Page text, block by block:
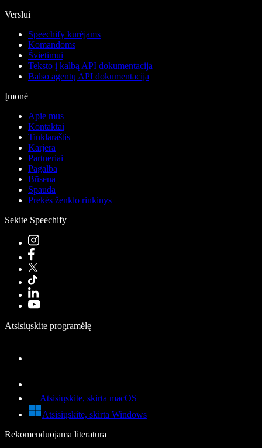
Verslui
Speechify kūrėjams
Komandoms
Švietimui
Teksto į kalbą API dokumentacija
Balso agentų API dokumentacija
Įmonė
Apie mus
Kontaktai
Tinklaraštis
Karjera
Partneriai
Pagalba
Būsena
Spauda
Prekės ženklo rinkinys
Sekite Speechify
Atsisiųskite programėlę
Atsisiųskite, skirta macOS
Atsisiųskite, skirta Windows
Rekomenduojama literatūra